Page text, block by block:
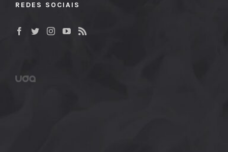
REDES SOCIAIS